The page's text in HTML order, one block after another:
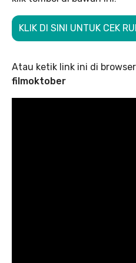
KLIK DI SINI UNTUK CEK
Atau ketik link ini di
filmoktober